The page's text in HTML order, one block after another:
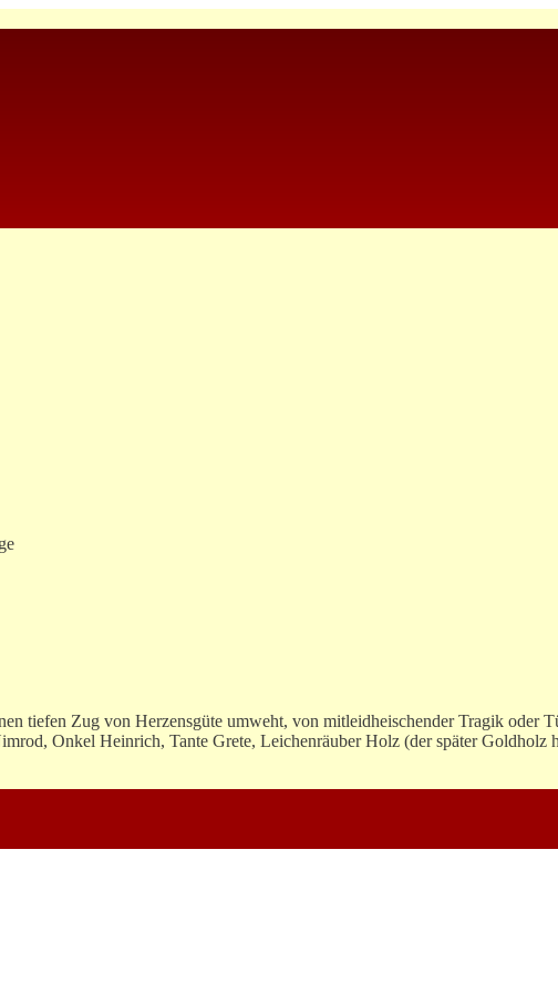
tiefen Zug von Herzensgüte umweht, von mitleidheischender Tragik oder
Onkel Heinrich, Tante Grete, Leichenräuber Holz (der später Goldholz